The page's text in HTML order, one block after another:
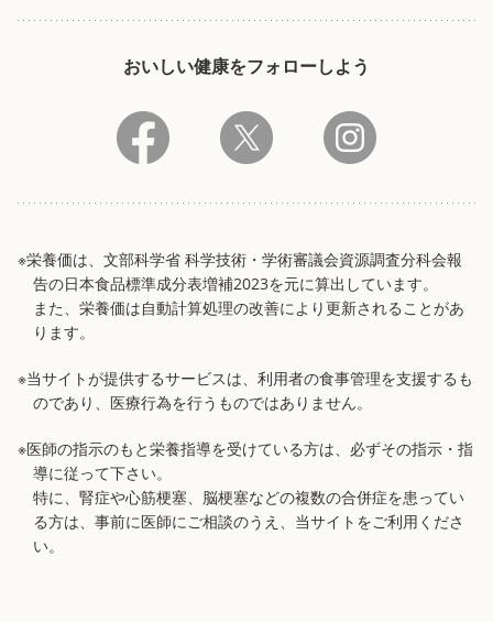
おいしい健康をフォローしよう
※栄養価は、文部科学省 科学技術・学術審議会資源調査分科会報
告の日本食品標準成分表増補2023を元に算出しています。
また、栄養価は自動計算処理の改善により更新されることがあ
ります。
※当サイトが提供するサービスは、利用者の食事管理を支援するも
のであり、医療行為を行うものではありません。
※医師の指示のもと栄養指導を受けている方は、必ずその指示・指
導に従って下さい。
特に、腎症や心筋梗塞、脳梗塞などの複数の合併症を患ってい
る方は、事前に医師にご相談のうえ、当サイトをご利用くださ
い。